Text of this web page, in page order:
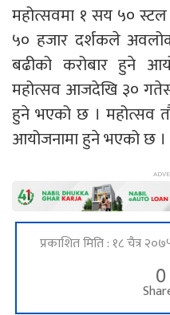
महोत्सवमा १ सय ५०
५० हजार दर्शकले
बढीको करोबार हुने
महोत्सव आजदेखि ३०
हुने भएको छ । महोत्सव
आयोजनामा हुने भएको छ ।
प्रकाशित मिति : १८ चैत्र
0